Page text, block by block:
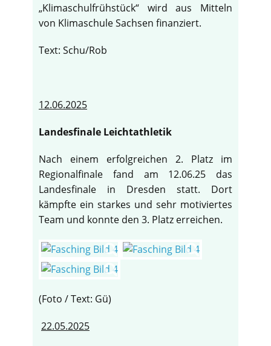
„Klimaschulfrühstück“ wird aus Mitteln
von Klimaschule Sachsen finanziert.
Text: Schu/Rob
12.06.2025
Landesfinale Leichtathletik
Nach einem erfolgreichen 2. Platz im
Regionalfinale fand am 12.06.25 das
Landesfinale in Dresden statt. Dort
kämpfte ein starkes und sehr motiviertes
Team und konnte den 3. Platz erreichen.
(Foto / Text: Gü)
22.05.2025